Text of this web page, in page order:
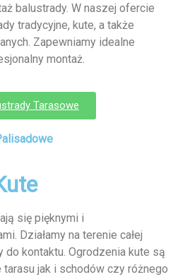
balustrady. W naszej ofercie
tradycyjne, kute, a także
Zapewniamy idealne
montaż.
Tarasowe
się pięknymi i
Działamy na terenie całej
do kontaktu. Ogrodzenia kute są
jak i schodów czy różnego